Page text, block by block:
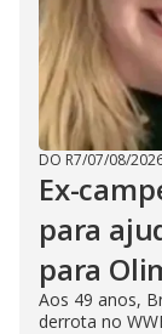
DO R7/07/08/
Ex-
para
para
Aos 49 anos,
derrota no